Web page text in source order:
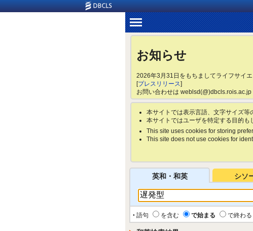
お知らせ
2026年3月31日をもちましてライフサイ
[プレスリリース]
お問い合わせは weblsd(@)dbcls.rois.ac.jp
本サイトでは表示言語、文字サイズ等
本サイトではユーザを特定する目的も
This site uses cookies for storing
This site does not use cookies for
英和・和英 シソ
‣ 語句 を含む で始まる で終わる